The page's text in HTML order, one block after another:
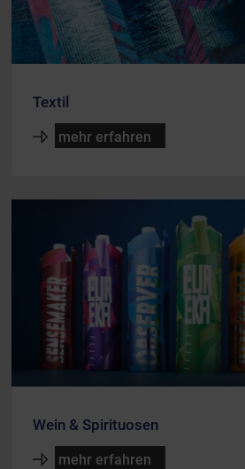
Textil
mehr erfahren
Wein & Spirituosen
mehr erfahren